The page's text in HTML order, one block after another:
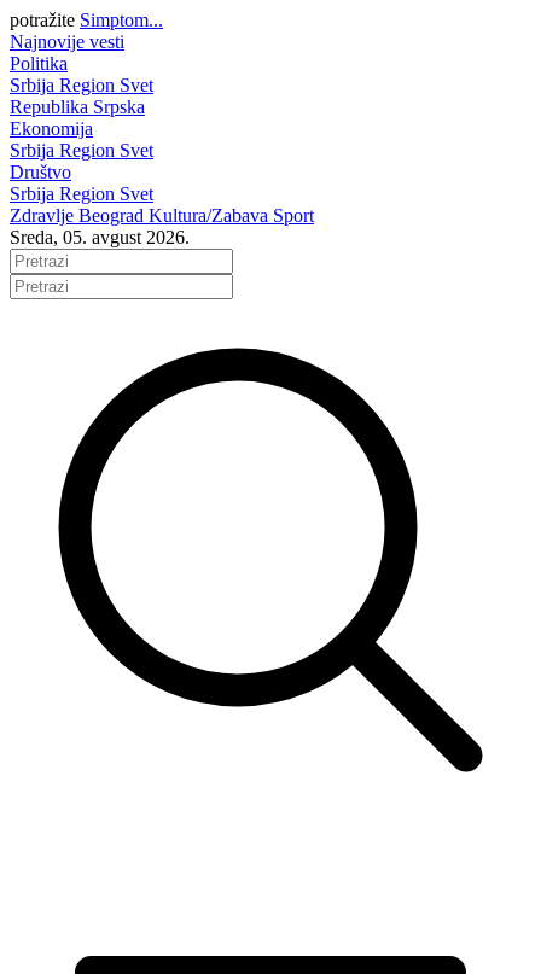
potražite Simptom...
Najnovije vesti
Politika
Srbija Region Svet
Republika Srpska
Ekonomija
Srbija Region Svet
Društvo
Srbija Region Svet
Zdravlje Beograd Kultura/Zabava Sport
Sreda, 05. avgust 2026.